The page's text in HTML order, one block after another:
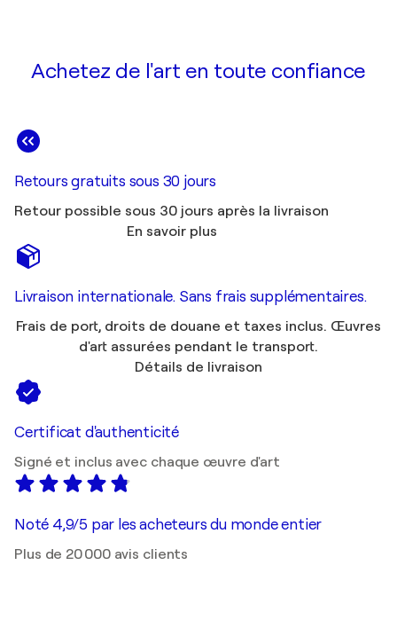
Achetez de l'art en toute confiance
Retours gratuits sous 30 jours
Retour possible sous 30 jours après la livraison
En savoir plus
Livraison internationale. Sans frais supplémentaires.
Frais de port, droits de douane et taxes inclus. Œuvres
d'art assurées pendant le transport.
Détails de livraison
Certificat d'authenticité
Signé et inclus avec chaque œuvre d'art
Noté 4,9/5 par les acheteurs du monde entier
Plus de 20 000 avis clients